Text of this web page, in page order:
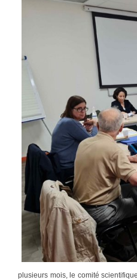
plusieurs mois, le comité